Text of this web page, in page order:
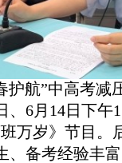
航”中高考减
、6月14日下午
万岁》节目。
、备考经验丰